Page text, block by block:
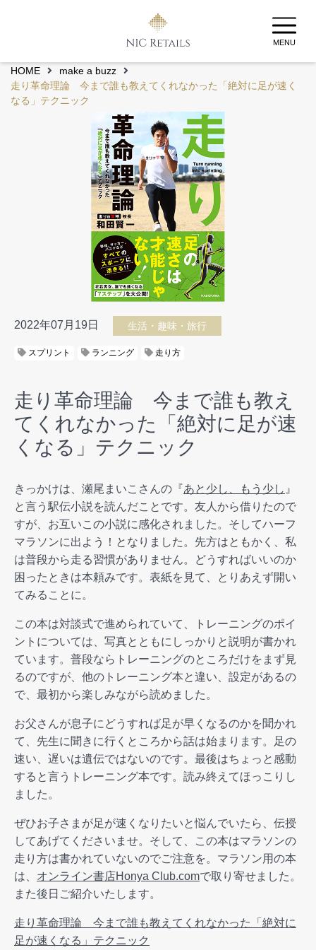
MENU
HOME
make a buzz
走り革命理論 今まで誰も教えてくれなかった「絶対に足が速く
なる」テクニック
2022年07月19日 生活・趣味・旅行
スプリント ランニング 走り方
走り革命理論 今まで誰も教え
てくれなかった「絶対に足が速
くなる」テクニック
きっかけは、瀬尾まいこさんの『あと少し、もう少し 』
と言う駅伝小説を読んだことです。友人から借りたので
すが、お互いこの小説に感化されました。そしてハーフ
マラソンに出よう！となりました。先方はともかく、私
は普段から走る習慣がありません。どうすればいいのか
困ったときは本頼みです。表紙を見て、とりあえず開い
てみることに。
この本は対談式で進められていて、トレーニングのポイ
ントについては、写真とともにしっかりと説明が書かれ
ています。普段ならトレーニングのところだけをまず見
るのですが、他のトレーニング本と違い、設定があるの
で、最初から楽しみながら読めました。
お父さんが息子にどうすれば足が早くなるのかを聞かれ
て、先生に聞きに行くところから話は始まります。足の
速い、遅いは遺伝ではないのです。最後はちょっと感動
すると言うトレーニング本です。読み終えてほっこりし
ました。
ぜひお子さまが足が速くなりたいと悩んでいたら、伝授
してあげてくださいませ。そして、この本はマラソンの
走り方は書かれていないのでご注意を。マラソン用の本
は、 オンライン書店Honya Club.comで取り寄せました。
また後日ご紹介いたします。
走り革命理論 今まで誰も教えてくれなかった「絶対に
足が速くなる」テクニック